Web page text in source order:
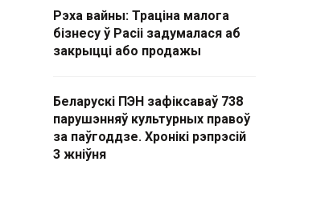
Рэха вайны: Траціна малога
бізнесу ў Расіі задумалася аб
закрыцці або продажы
Беларускі ПЭН зафіксаваў 738
парушэнняў культурных правоў
за паўгоддзе. Хронікі рэпрэсій
3 жніўня